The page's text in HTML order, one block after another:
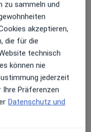
können
sind deshalb
oft nicht nur ein
kann
was zu
im
zu sammeln und
akzeptieren,
die für die
technisch
können nie
jederzeit
Ihre Präferenzen
Datenschutz und